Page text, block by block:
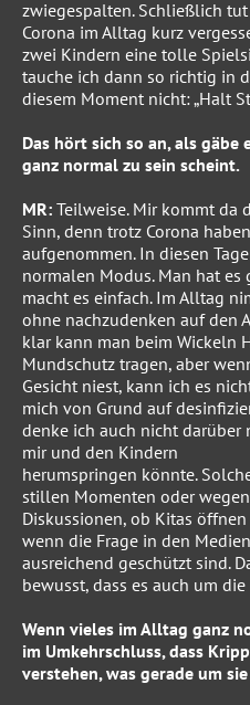
zwiegespalten. Schließlich
Corona im Alltag kurz
zwei Kindern eine tolle
tauche ich dann so richtig in
diesem Moment nicht: „Halt
Das hört sich so an, als gäbe
ganz normal zu sein scheint.
MR: Teilweise. Mir kommt da
Sinn, denn trotz Corona
aufgenommen. In diesen
normalen Modus. Man hat
macht es einfach. Im Alltag
ohne nachzudenken auf den
klar kann man beim Wickeln
Mundschutz tragen, aber
Gesicht niest, kann ich es
mich von Grund auf
denke ich auch nicht darüber
mir und den Kindern
herumspringen könnte.
stillen Momenten oder
Diskussionen, ob Kitas
wenn die Frage in den
ausreichend geschützt sind.
bewusst, dass es auch um
Wenn vieles im Alltag ganz
im Umkehrschluss, dass
verstehen, was gerade um